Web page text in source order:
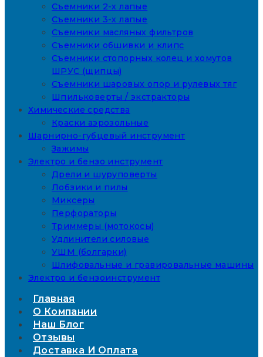
Съемники 2-х лапые
Съемники 3-х лапые
Съемники масляных фильтров
Съемники обшивки и клипс
Съемники стопорных колец и хомутов
ШРУС (щипцы)
Съемники шаровых опор и рулевых тяг
Шпильковерты / экстракторы
Химические средства
Краски аэрозольные
Шарнирно-губцевый инструмент
Зажимы
Электро и бензо инструмент
Дрели и шуруповерты
Лобзики и пилы
Миксеры
Перфораторы
Триммеры (мотокосы)
Удлинители силовые
УШМ (болгарки)
Шлифовальные и гравировальные машины
Электро и бензоинструмент
Главная
О Компании
Наш Блог
Отзывы
Доставка И Оплата